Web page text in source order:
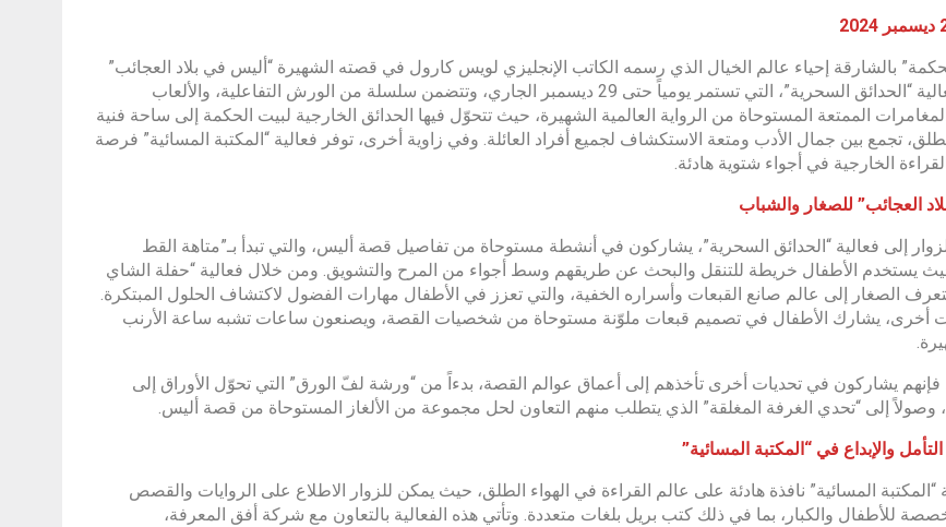
بالشارقة إحياء عالم الخيال الذي رسمه الكاتب الإنجليزي لويس كارول في قصته الشهيرة “أليس في بلاد العجائب”
من خلال فعالية “الحدائق السحرية”، التي تستمر يومياً حتى 29 ديسمبر الجاري، وتتضمن سلسلة من الورش التفاعلية، والألعاب
الممتعة المستوحاة من الرواية العالمية الشهيرة، حيث تتحوّل فيها الحدائق الخارجية لبيت الحكمة إلى ساحة فنية
تجمع بين جمال الأدب ومتعة الاستكشاف لجميع أفراد العائلة. وفي زاوية أخرى، توفر فعالية “المكتبة المسائية” فرصة
الخارجية في أجواء شتوية هادئة.
العجائب” للصغار والشباب
إلى فعالية “الحدائق السحرية”، يشاركون في أنشطة مستوحاة من تفاصيل قصة أليس، والتي تبدأ بـ”متاهة القط
يستخدم الأطفال خريطة للتنقل والبحث عن طريقهم وسط أجواء من المرح والتشويق. ومن خلال فعالية “حفلة الشاي
يتعرف الصغار إلى عالم صانع القبعات وأسراره الخفية، والتي تعزز في الأطفال مهارات الفضول لاكتشاف الحلول المبتكرة.
يشارك الأطفال في تصميم قبعات ملوّنة مستوحاة من شخصيات القصة، ويصنعون ساعات تشبه ساعة الأرنب
فإنهم يشاركون في تحديات أخرى تأخذهم إلى أعماق عوالم القصة، بدءاً من “ورشة لفّ الورق” التي تحوّل الأوراق إلى
وصولاً إلى “تحدي الغرفة المغلقة” الذي يتطلب منهم التعاون لحل مجموعة من الألغاز المستوحاة من قصة أليس.
والإبداع في “المكتبة المسائية”
“المكتبة المسائية” نافذة هادئة على عالم القراءة في الهواء الطلق، حيث يمكن للزوار الاطلاع على الروايات والقصص
للأطفال والكبار، بما في ذلك كتب بريل بلغات متعددة. وتأتي هذه الفعالية بالتعاون مع شركة أفق المعرفة،